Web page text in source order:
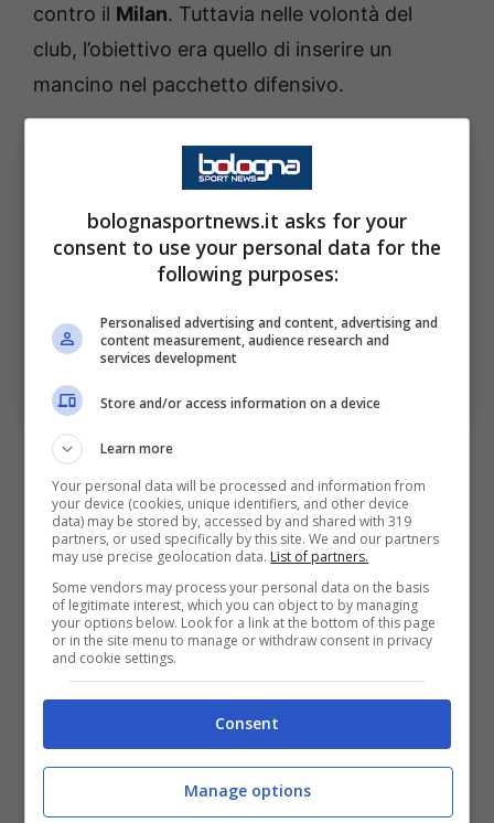
contro il Milan. Tuttavia nelle volontà del
club, l’obiettivo era quello di inserire un
mancino nel pacchetto difensivo.
Proposto anche il difensore, ora alla Cremonese: la
Luzzani/Getty Images Via OneFootball)
Poi in Emilia è arrivato il gigante norvegese
Heggem, mentre il difensore classe 1996 è
rimasto in Serie A, facendo le fortune della
neopromossa Cremonese di Davide Nicola.
Per quanto riguarda invece la retroguardia del
Bologna al momento è tutto aperto: il
Sunderland insiste per il numero 26 dei
felsinei, ma il muro erto dagli emiliani per il
tempo. Nel frattempo però si vagliano le
possibili alternative:
bolognasportnews.it asks for your
consent to use your personal data for the
following purposes:
Personalised advertising and content, advertising and
content measurement, audience research and
services development
Store and/or access information on a device
Learn more
Your personal data will be processed and information from
your device (cookies, unique identifiers, and other device
data) may be stored by, accessed by and shared with 319
partners, or used specifically by this site. We and our partners
may use precise geolocation data. List of partners.
Some vendors may process your personal data on the basis
of legitimate interest, which you can object to by managing
your options below. Look for a link at the bottom of this page
or in the site menu to manage or withdraw consent in privacy
and cookie settings.
Consent
Manage options